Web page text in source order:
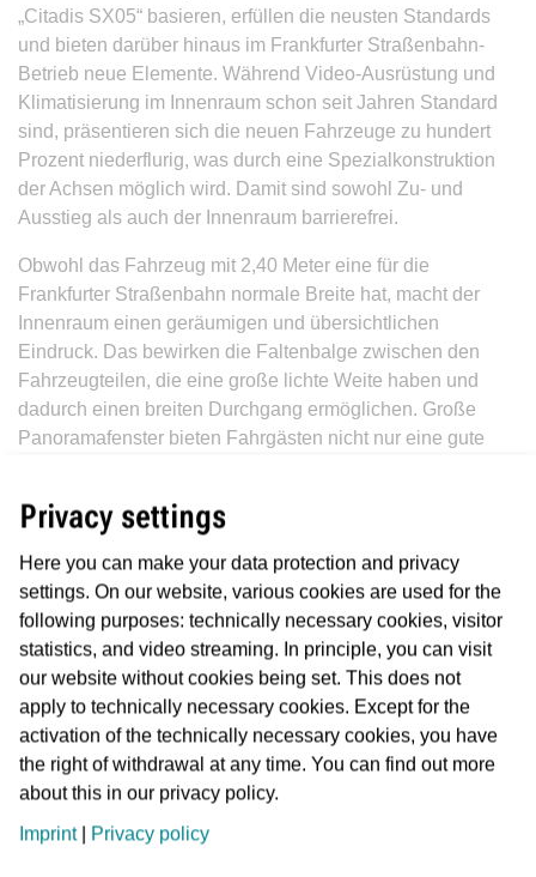
„Citadis SX05“ basieren, erfüllen die neusten Standards
und bieten darüber hinaus im Frankfurter Straßenbahn-
Betrieb neue Elemente. Während Video-Ausrüstung und
Klimatisierung im Innenraum schon seit Jahren Standard
sind, präsentieren sich die neuen Fahrzeuge zu hundert
Prozent niederflurig, was durch eine Spezialkonstruktion
der Achsen möglich wird. Damit sind sowohl Zu- und
Ausstieg als auch der Innenraum barrierefrei.
Obwohl das Fahrzeug mit 2,40 Meter eine für die
Frankfurter Straßenbahn normale Breite hat, macht der
Innenraum einen geräumigen und übersichtlichen
Eindruck. Das bewirken die Faltenbalge zwischen den
Fahrzeugteilen, die eine große lichte Weite haben und
dadurch einen breiten Durchgang ermöglichen. Große
Panoramafenster bieten Fahrgästen nicht nur eine gute
Lichtverhältnisse. Erstmals nutzt die VGF die von Michael
Rüffer genannte Ambiente-Beleuchtung, wobei die
ausgeprägte Farbenfröhlichkeit nicht übertrieben wurde.
Der Lichtton im Fahrgastinnenraum wird abhängig von der
Außentemperatur geregelt, was zum Wohlbefinden der
Fahrgäste beitragen soll.
Großzügige Mehrzweckflächen gewähren Rollstuhlfahrern,
Kinderwagen und Fahrrädern ausreichend Raum. Eine
vierte Tür pro Seite – im längeren „T40“-Model sind es fünf
– dient dem schnelleren Fahrgastwechsel. An drei Türen
pro Seite sind sowohl bei der kurzen als auch der langen
Privacy settings
Here you can make your data protection and privacy
settings. On our website, various cookies are used for the
following purposes: technically necessary cookies, visitor
statistics, and video streaming. In principle, you can visit
our website without cookies being set. This does not
apply to technically necessary cookies. Except for the
activation of the technically necessary cookies, you have
the right of withdrawal at any time. You can find out more
about this in our privacy policy.
Imprint| Privacy policy